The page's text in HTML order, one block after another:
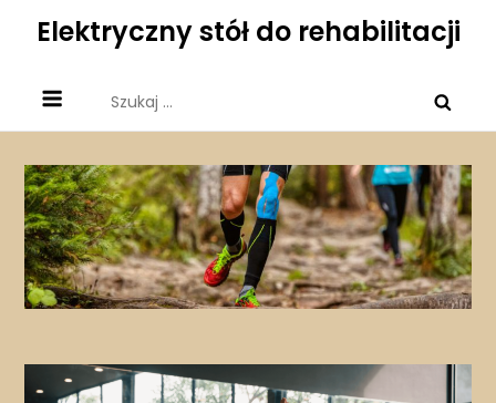
Elektryczny stół do rehabilitacji